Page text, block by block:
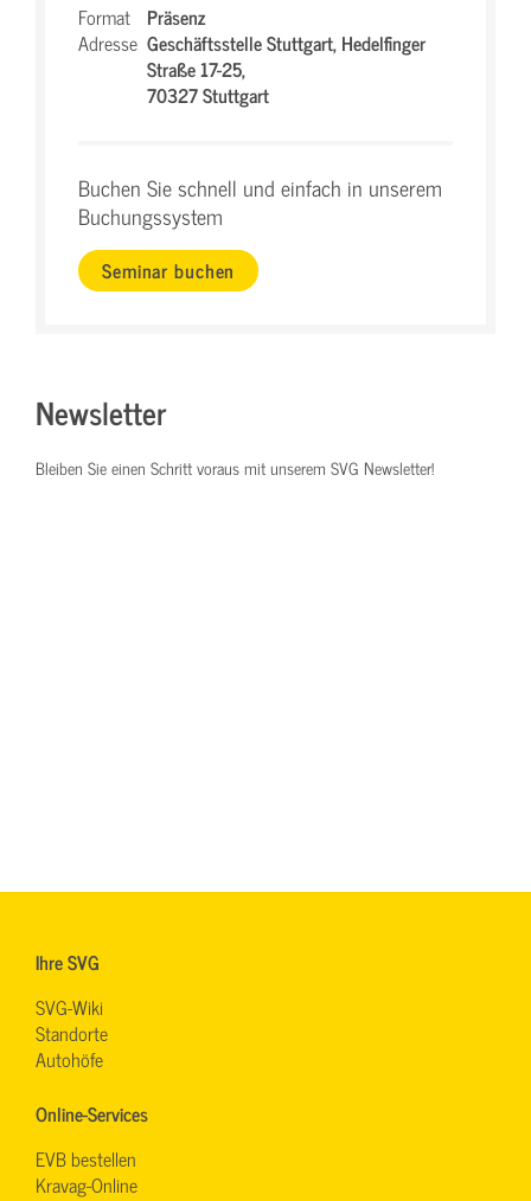
Format Präsenz
Adresse Geschäftsstelle Stuttgart,Hedelfinger
Straße 17-25,
70327 Stuttgart
Buchen Sie schnell und einfach in unserem
Buchungssystem
Seminar buchen
Newsletter
Bleiben Sie einen Schritt voraus mit unserem SVG Newsletter!
Ihre SVG
SVG-Wiki
Standorte
Autohöfe
Online-Services
EVB bestellen
Kravag-Online